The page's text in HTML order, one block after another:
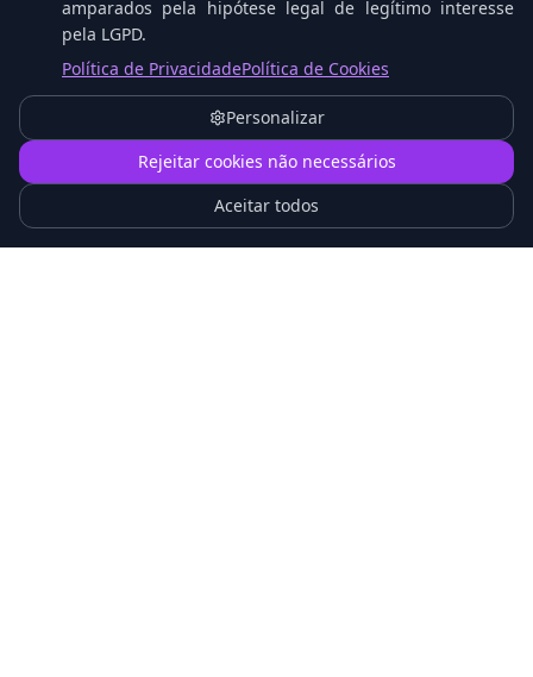
O que é Proxmox VE e Como Funciona na
1
amparados pela hipótese legal de legítimo interesse
pela LGPD.
Política de PrivacidadePolítica de Cookies
Personalizar
Rejeitar cookies não necessários
Aceitar todos